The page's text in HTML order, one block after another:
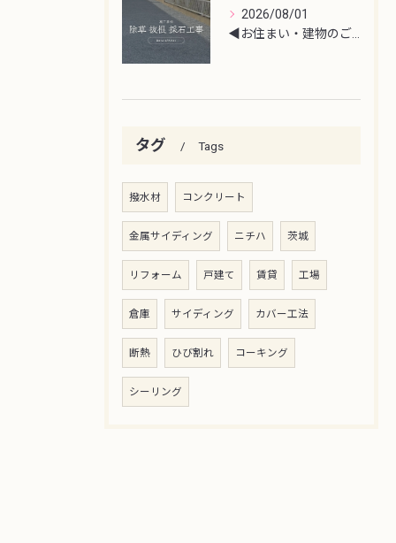
2026/08/01
タグ Tags
撥水材 コンクリート
金属サイディング ニチハ 茨城
リフォーム 戸建て 賃貸 工場
倉庫 サイディング カバー工法
断熱 ひび割れ コーキング
シーリング